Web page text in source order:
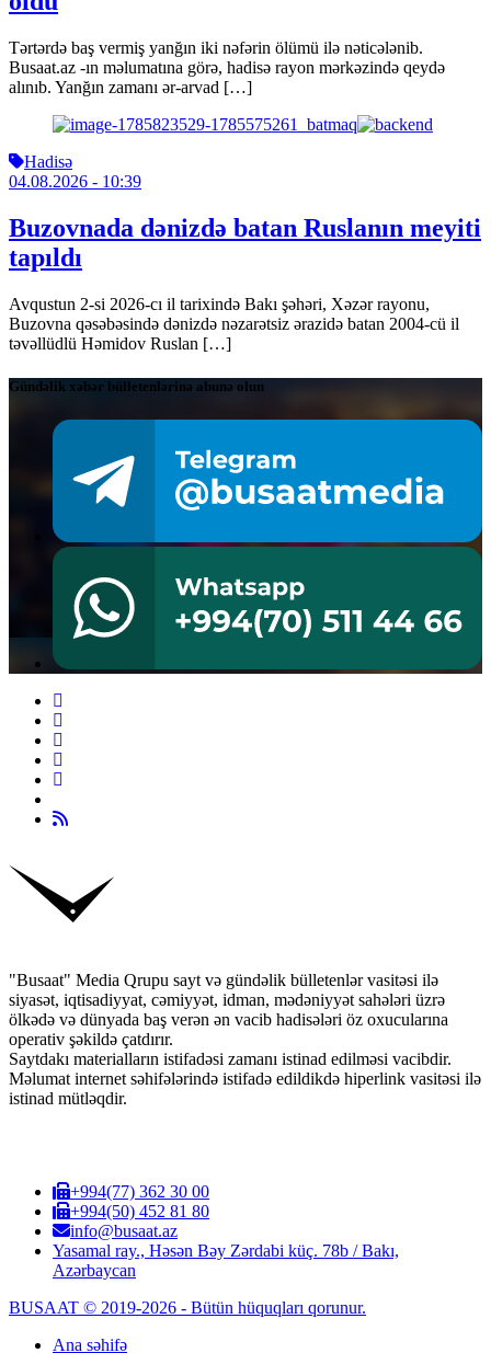
Tərtərdə baş vermiş yanğın iki nəfərin ölümü ilə nəticələnib.
Busaat.az -ın məlumatına görə, hadisə rayon mərkəzində qeydə
alınıb. Yanğın zamanı ər-arvad […]
Hadisə
04.08.2026 - 10:39
Buzovnada dənizdə batan Ruslanın meyiti
tapıldı
Avqustun 2-si 2026-cı il tarixində Bakı şəhəri, Xəzər rayonu,
Buzovna qəsəbəsində dənizdə nəzarətsiz ərazidə batan 2004-cü il
təvəllüdlü Həmidov Ruslan […]
Gündəlik xəbər bülletenlərinə abunə olun
"Busaat" Media Qrupu sayt və gündəlik bülletenlər vasitəsi ilə
siyasət, iqtisadiyyat, cəmiyyət, idman, mədəniyyət sahələri üzrə
ölkədə və dünyada baş verən ən vacib hadisələri öz oxucularına
operativ şəkildə çatdırır.
Saytdakı materialların istifadəsi zamanı istinad edilməsi vacibdir.
Məlumat internet səhifələrində istifadə edildikdə hiperlink vasitəsi ilə
istinad mütləqdir.
+994(77) 362 30 00
+994(50) 452 81 80
info@busaat.az
Yasamal ray., Həsən Bəy Zərdabi küç. 78b / Bakı,
Azərbaycan
BUSAAT © 2019-2026 - Bütün hüquqları qorunur.
Ana səhifə